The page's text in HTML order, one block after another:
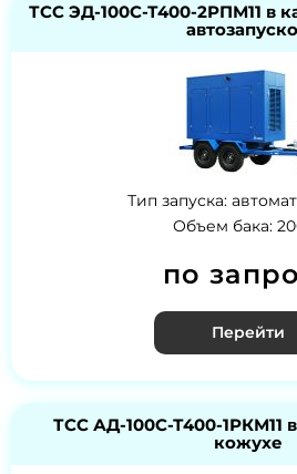
ТСС ЭД-100С-Т400-2РПМ11 в
Тип запуска:
Объем бака:
по
Перейти
ТСС АД-100С-Т400-1РКМ11
кожухе